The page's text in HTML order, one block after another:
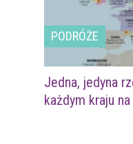
PODRÓŻE
Jedna, jedyna
każdym kraju